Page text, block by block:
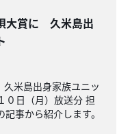
大賞に 久米島出
米島出身家族ユニッ
０日（月）放送分 担
事から紹介します。